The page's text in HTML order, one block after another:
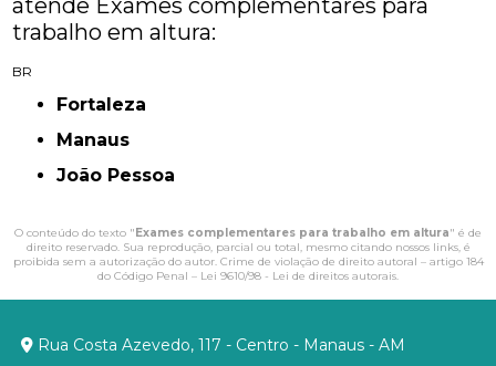
atende Exames complementares para
trabalho em altura:
BR
Fortaleza
Manaus
João Pessoa
O conteúdo do texto "Exames complementares para trabalho em altura" é de
direito reservado. Sua reprodução, parcial ou total, mesmo citando nossos links, é
proibida sem a autorização do autor. Crime de violação de direito autoral – artigo 184
do Código Penal – Lei 9610/98 - Lei de direitos autorais.
Rua Costa Azevedo, 117 - Centro - Manaus - AM